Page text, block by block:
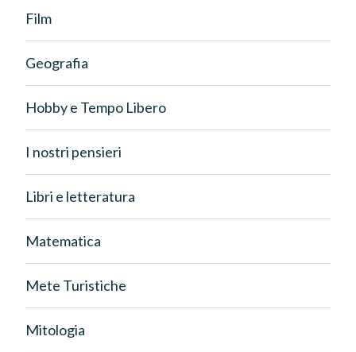
Film
Geografia
Hobby e Tempo Libero
I nostri pensieri
Libri e letteratura
Matematica
Mete Turistiche
Mitologia